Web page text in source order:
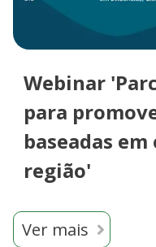
Webinar
para
baseadas
região'
Ver mais